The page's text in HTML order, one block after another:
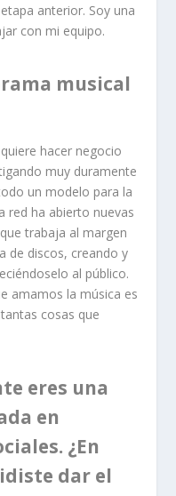
anterior. Soy una
con mi equipo.
musical
hacer negocio
muy duramente
un modelo para la
red ha abierto nuevas
trabaja al margen
de discos, creando y
al público.
amamos la música es
cosas que
eres una
en
¿En
dar el